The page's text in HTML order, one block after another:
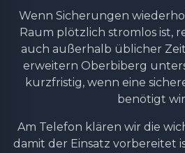
Wenn Sicherungen
Raum plötzlich stromlos ist,
auch außerhalb üblicher
erweitern Oberbiberg
kurzfristig, wenn eine
benötigt
Am Telefon klären wir die
damit der Einsatz vorbereitet